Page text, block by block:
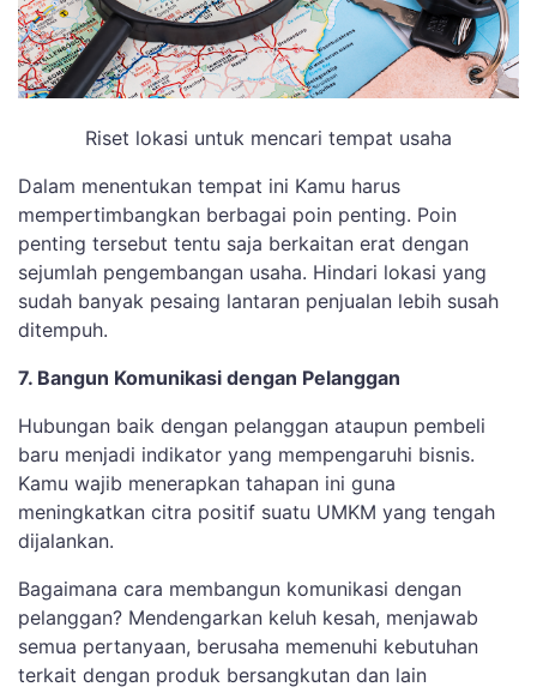
Riset lokasi untuk mencari tempat usaha
Dalam menentukan tempat ini Kamu harus
mempertimbangkan berbagai poin penting. Poin
penting tersebut tentu saja berkaitan erat dengan
sejumlah pengembangan usaha. Hindari lokasi yang
sudah banyak pesaing lantaran penjualan lebih susah
ditempuh.
7. Bangun Komunikasi dengan Pelanggan
Hubungan baik dengan pelanggan ataupun pembeli
baru menjadi indikator yang mempengaruhi bisnis.
Kamu wajib menerapkan tahapan ini guna
meningkatkan citra positif suatu UMKM yang tengah
dijalankan.
Bagaimana cara membangun komunikasi dengan
pelanggan? Mendengarkan keluh kesah, menjawab
semua pertanyaan, berusaha memenuhi kebutuhan
terkait dengan produk bersangkutan dan lain